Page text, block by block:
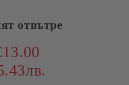
отвътре